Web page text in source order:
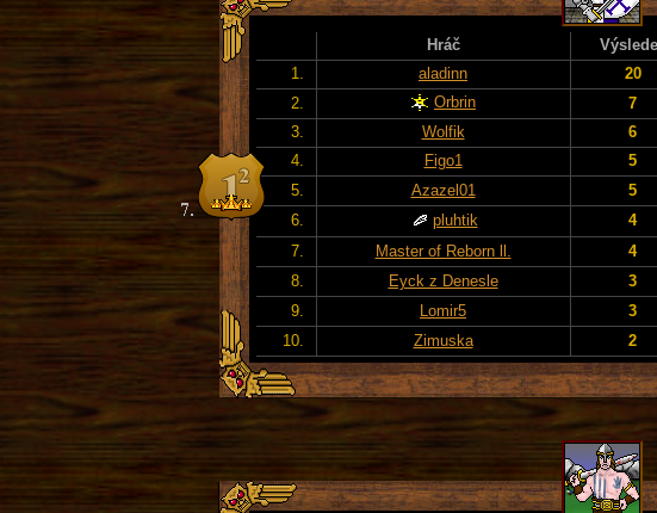
Hráč
1.
aladinn 20
2.
Orbrin 7
3.
Wolfik 6
4.
Figo1 5
5.
Azazel01 5
6.
pluhtik 4
7.
Master of Reborn ll. 4
8.
Eyck z Denesle 3
9.
Lomir5 3
10.
Zimuska 2